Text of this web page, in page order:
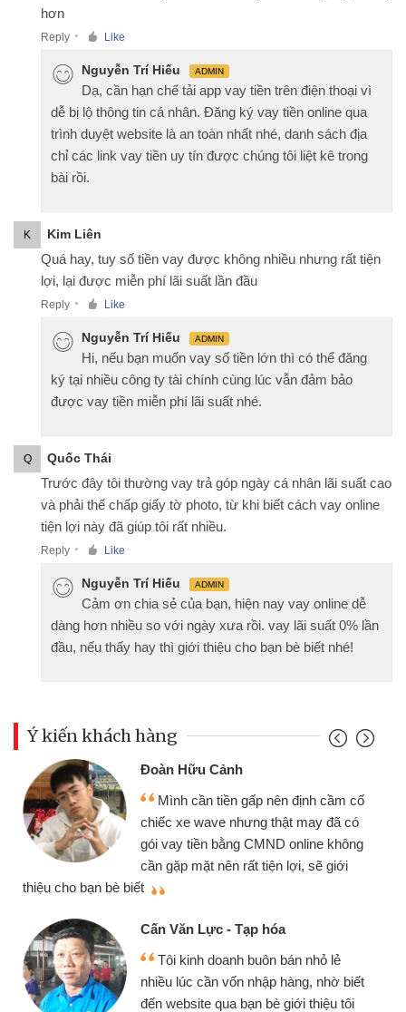
hơn
Reply ● Like
Nguyễn Trí Hiếu ADMIN
Dạ, cần hạn chế tải app vay tiền trên điện thoại vì
dễ bị lộ thông tin cá nhân. Đăng ký vay tiền online qua
trình duyệt website là an toàn nhất nhé, danh sách địa
chỉ các link vay tiền uy tín được chúng tôi liệt kê trong
bài rồi.
K Kim Liên
Quá hay, tuy số tiền vay được không nhiều nhưng rất tiện
lợi, lại được miễn phí lãi suất lần đầu
Reply ● Like
Nguyễn Trí Hiếu ADMIN
Hi, nếu bạn muốn vay số tiền lớn thì có thể đăng
ký tại nhiều công ty tài chính cùng lúc vẫn đảm bảo
được vay tiền miễn phí lãi suất nhé.
Q Quốc Thái
Trước đây tôi thường vay trả góp ngày cá nhân lãi suất cao
và phải thế chấp giấy tờ photo, từ khi biết cách vay online
tiện lợi này đã giúp tôi rất nhiều.
Reply ● Like
Nguyễn Trí Hiếu ADMIN
Cảm ơn chia sẻ của bạn, hiện nay vay online dễ
dàng hơn nhiều so với ngày xưa rồi. vay lãi suất 0% lần
đầu, nếu thấy hay thì giới thiệu cho bạn bè biết nhé!
Ý kiến khách hàng
Đoàn Hữu Cảnh
Mình cần tiền gấp nên định cầm cố
chiếc xe wave nhưng thật may đã có
gói vay tiền bằng CMND online không
cần gặp mặt nên rất tiện lợi, sẽ giới
thiệu cho bạn bè biết
Cấn Văn Lực - Tạp hóa
Tôi kinh doanh buôn bán nhỏ lẻ
nhiều lúc cần vốn nhập hàng, nhờ biết
đến website qua bạn bè giới thiệu tôi